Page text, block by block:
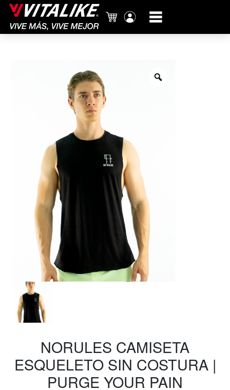
Carrito
cuenta
NORULES CAMISETA
ESQUELETO SIN COSTURA |
PURGE YOUR PAIN